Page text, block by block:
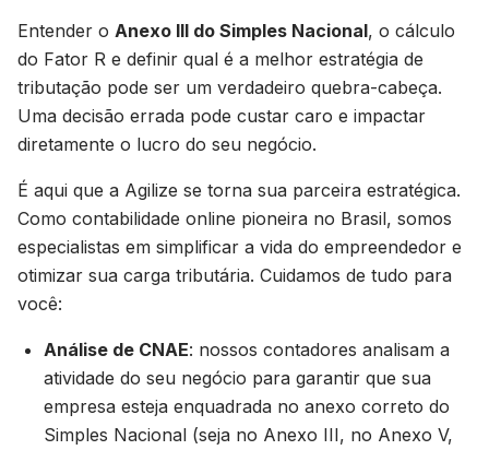
Entender o Anexo III do Simples Nacional, o cálculo
do Fator R e definir qual é a melhor estratégia de
tributação pode ser um verdadeiro quebra-cabeça.
Uma decisão errada pode custar caro e impactar
diretamente o lucro do seu negócio.
É aqui que a Agilize se torna sua parceira estratégica.
Como contabilidade online pioneira no Brasil, somos
especialistas em simplificar a vida do empreendedor e
otimizar sua carga tributária. Cuidamos de tudo para
você:
Análise de CNAE: nossos contadores analisam a
atividade do seu negócio para garantir que sua
empresa esteja enquadrada no anexo correto do
Simples Nacional (seja no Anexo III, no Anexo V,